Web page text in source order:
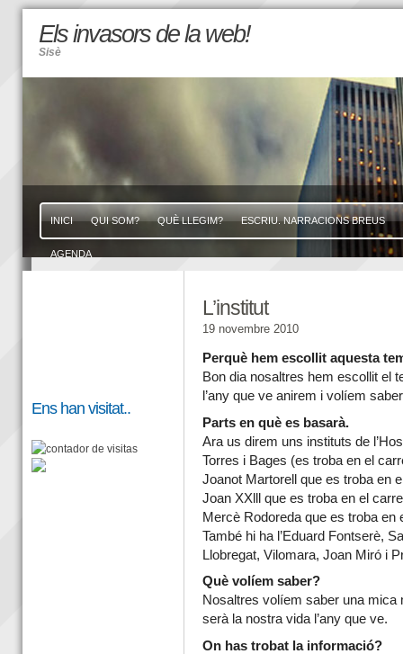
Els invasors de la web!
Sisè
INICI QUI SOM? QUÈ LLEGIM? ESCRIU. NARRACIONS BREUS
AGENDA
L’institut
19 novembre 2010
Perquè hem escollit aquesta
Bon dia nosaltres hem escollit el
l’any que ve anirem i volíem
Parts en què es basarà.
Ara us direm uns instituts de
Torres i Bages (es troba en el
Joanot Martorell que es troba en
Joan XXlll que es troba en el
Mercè Rodoreda que es troba en
També hi ha l’Eduard Fontserè,
Llobregat, Vilomara, Joan Miró i
Què volíem saber?
Nosaltres volíem saber una
serà la nostra vida l’any que ve.
On has trobat la informació?
Ens han visitat..